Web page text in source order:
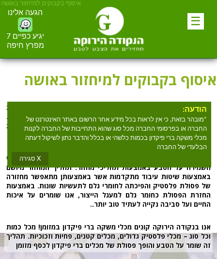
איסוף בקבוקים למיחזור באושה
☰
הודעה:
*מובהר בזאת, כי אין לראות בכל מידע אחר הרשום באתר האינטרנט של
החברה או בפרסומי החברה מכל סוג שהוא התחייבות של החברה לקנות
מכלי משקה ברי פיקדון בכמות כלשהי או בכלל והדבר נתון לשיקול דעתה
הבלעדי של החברה
X סגירה
הגעה אלינו
יגיע כפיים 7
מפרץ חיפה
איסוף בקבוקים למיחזור באושה
מחפשים
? הנקודה הירוקה מספקת
שירותאיסוף בקבוקים למיחזור באושהלמעלה מעשרים שנים.
הנקודה הירוקה אוספים וממיינים מכלים ברי פקדון, פלסטיק, זכוכית
ופח.
הנקודה הירוקה הינה ארגון מחזור אשר חרט על דגלו את ערכי
השמירה על הטבע באמצעות תהליכי מחזור. תהליך המחזור מיושם
באמצעות שיטות עיבוד מתקדמות אשר באמצעותן מתאפשר מחזורה
של פסולת פלסטיק והפיכתה לחומרי גלם לתעשיות שונות. באמצעות
החזרת הפסולת כחומר גלם למעגל הייצור, אנו שומרים על איכות
החיים ועל סביבה נקייה לעתיד טוב יותר..
אנו בנקודה הירוקה קונים מכלי משקה ברי פיקדון במזומן! מכל כמות
וכל סוג – מכלי פלסטיק גדולים, מכלים קטנים, פחיות וזכוכיות. תהליך
זה שומר על הטבע והופך פסולת של מכלים ברי פיקדון לכסף מזומן